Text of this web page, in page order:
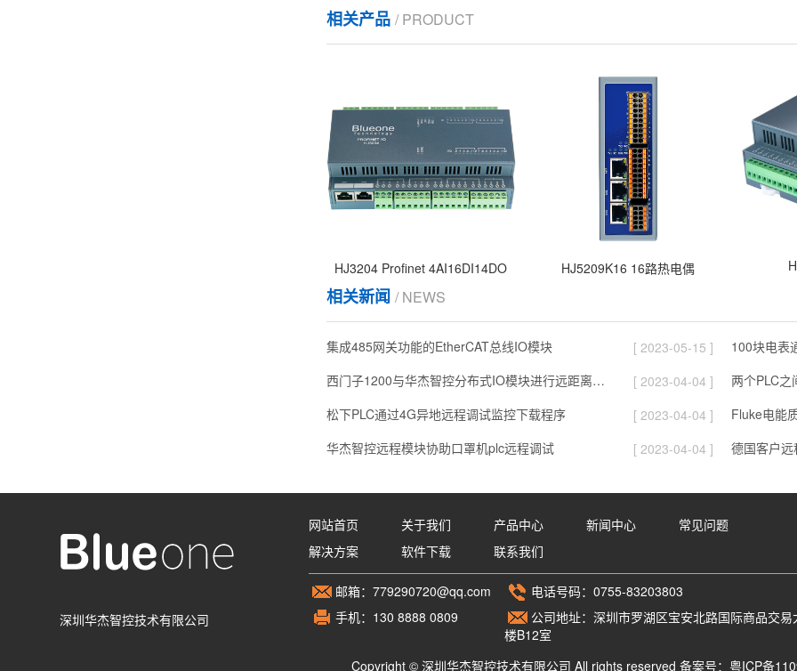
相关产品 / PRODUCT
HJ3204 Profinet 4AI16DI14DO HJ5209K16 16路热电偶
相关新闻 / NEWS
集成485网关功能的EtherCAT总线IO模块 [ 2023-05-15 ]
西门子1200与华杰智控分布式IO模块进行远距离光纤通信
[ 2023-04-04 ] 两个PLC之
松下PLC通过4G异地远程调试监控下载程序
[ 2023-04-04 ] Fluke电能
华杰智控远程模块协助口罩机plc远程调试
[ 2023-04-04 ] 德国客户
深圳华杰智控技术有限公司
网站首页 关于我们 产品中心 新闻中心
常见问题
解决方案
软件下载 联系我们
邮箱：779290720@qq.com
手机：130 8888 0809
电话号码：0755-83203803
公司地址：深圳市罗湖区宝安北路国际商品交易
楼B12室
Copyright © 深圳华杰智控技术有限公司 All rights reserved 备案号： 粤ICP备